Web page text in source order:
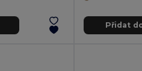
Přidat